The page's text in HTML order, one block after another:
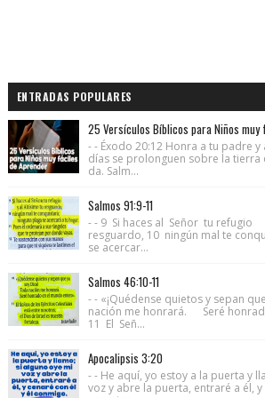
ENTRADAS POPULARES
25 Versículos Bíblicos para Niños
- - Éxodo 20:12 Honra a tu padre
días se prolonguen sobre la tierra
da. Salm...
Salmos 91:9-11
- - 9 Si haces al Señor tu refugio
resguardo, 10 ningún mal te
se acercar...
Salmos 46:10-11
- - «¡Quédense quietos y sepan
nación me honrará. Seré
11 El Señ...
Apocalipsis 3:20
- - He aquí, yo estoy a la puerta y
voz y abre la puerta, entraré a él,